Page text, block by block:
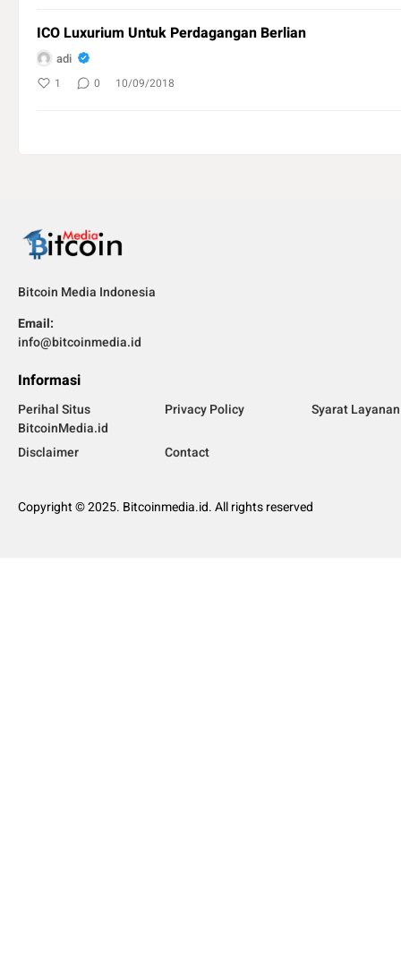
ICO Luxurium Untuk Perdagangan Berlian
adi
1 0 10/09/2018
Bitcoin Media Indonesia
Email:
info@bitcoinmedia.id
Informasi
Perihal Situs
BitcoinMedia.id
Privacy Policy Syarat Layanan
Disclaimer Contact
Copyright © 2025. Bitcoinmedia.id. All rights reserved